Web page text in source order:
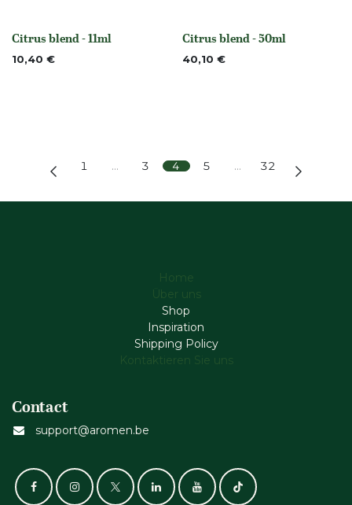
None
Citrus blend - 11ml
10,40 € None
Citrus blend - 50ml
40,10 €
1 … 3 4 5 … 32
Home
Über uns
Shop
Inspiration
Shipping Policy
Kontaktieren Sie uns
Contact
support@aromen.be